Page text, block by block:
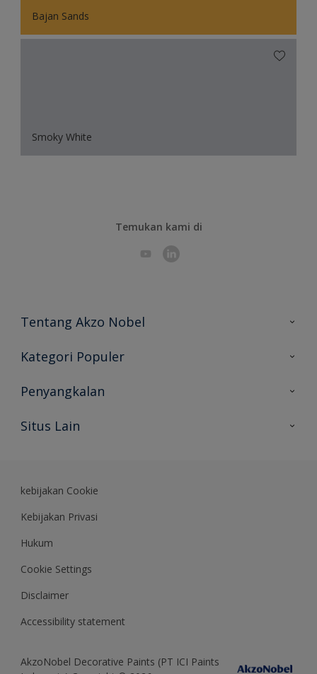
Bajan Sands
Smoky White
Temukan kami di
Tentang Akzo Nobel
Hubungi Kami
Kategori Populer
Temukan Warna
Wawasan Ahli
Penyangkalan
Akurasi Warna
Situs Lain
kebijakan Cookie
Kebijakan Privasi
Hukum
Cookie Settings
Disclaimer
Accessibility statement
AkzoNobel Decorative Paints (PT ICI Paints